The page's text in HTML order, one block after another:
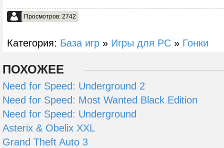
Просмотров: 2742
Категория: База игр » Игры для PC » Гонки
ПОХОЖЕЕ
Need for Speed: Underground 2
Need for Speed: Most Wanted Black Edition
Need for Speed: Underground
Asterix & Obelix XXL
Grand Theft Auto 3